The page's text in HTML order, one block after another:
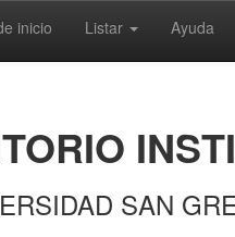
inicio Listar Ayuda
SAN